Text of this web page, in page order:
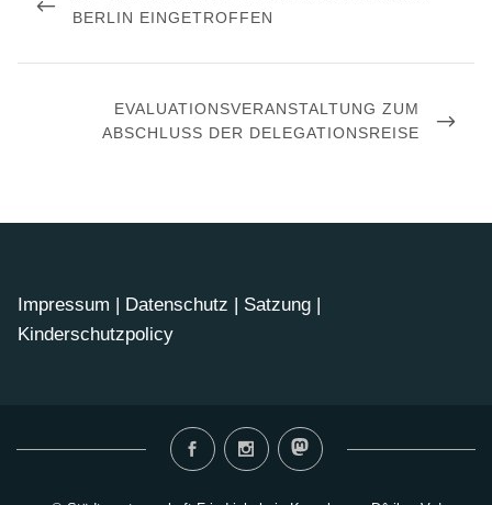
POST
BERLIN EINGETROFFEN
NEXT
POST
EVALUATIONSVERANSTALTUNG ZUM
ABSCHLUSS DER DELEGATIONSREISE
Impressum | Datenschutz | Satzung |
Kinderschutzpolicy